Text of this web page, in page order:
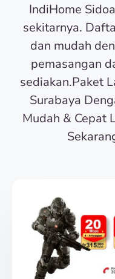
IndiHome
sekitarnya.
dan mudah
pemasangan
sediakan.Paket
Surabaya
Mudah & Cepat